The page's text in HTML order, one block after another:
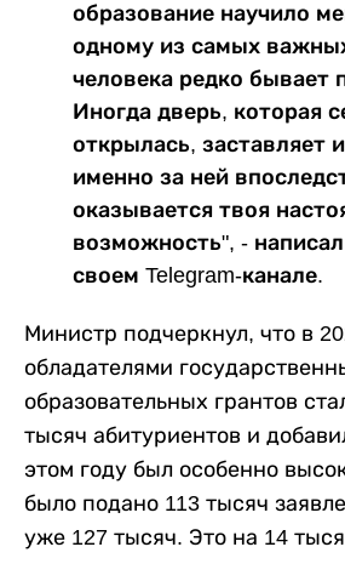
образование научило
одному из самых
человека редко бывает
Иногда дверь, которая
открылась, заставляет
именно за ней
оказывается твоя
возможность", -
своем Telegram-канале.
Министр подчеркнул, что в
обладателями
образовательных грантов
тысяч абитуриентов и
этом году был особенно
было подано 113 тысяч
уже 127 тысяч. Это на 14